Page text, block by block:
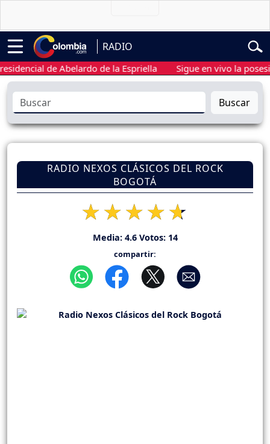
RADIO
de Abelardo de la Espriella Sigue en vivo la posesión
Buscar
RADIO NEXOS CLÁSICOS DEL ROCK
BOGOTÁ
Media: 4.6Votos: 14
compartir: